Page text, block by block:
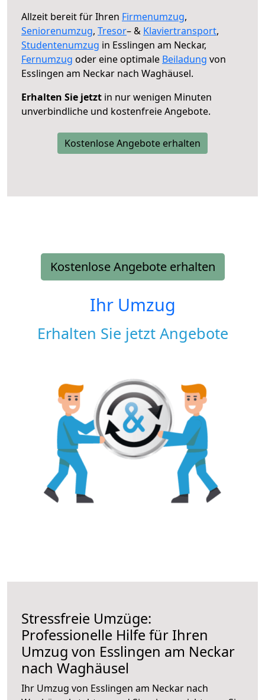
Allzeit bereit für Ihren Firmenumzug,
Seniorenumzug, Tresor– & Klaviertransport,
Studentenumzug in Esslingen am Neckar,
Fernumzug oder eine optimale Beiladung von
Esslingen am Neckar nach Waghäusel.
Erhalten Sie jetzt in nur wenigen Minuten
unverbindliche und kostenfreie Angebote.
Kostenlose Angebote erhalten
Kostenlose Angebote erhalten
Ihr Umzug
Erhalten Sie jetzt Angebote
Stressfreie Umzüge:
Professionelle Hilfe für Ihren
Umzug von Esslingen am Neckar
nach Waghäusel
Ihr Umzug von Esslingen am Neckar nach